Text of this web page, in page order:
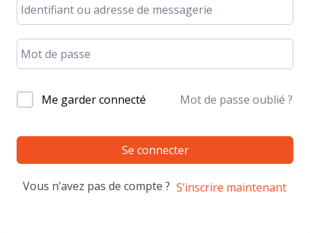
Me garder connecté Mot de passe oublié ?
Se connecter
Vous n’avez pas de compte ? S’inscrire maintenant